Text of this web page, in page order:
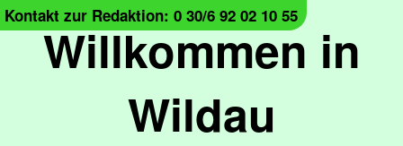
Willkommen in
Wildau
Kontakt zur Redaktion: 0 30/6 92 02 10 55